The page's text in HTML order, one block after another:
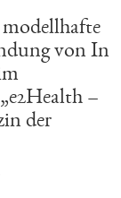
modellhafte
von In
–
der